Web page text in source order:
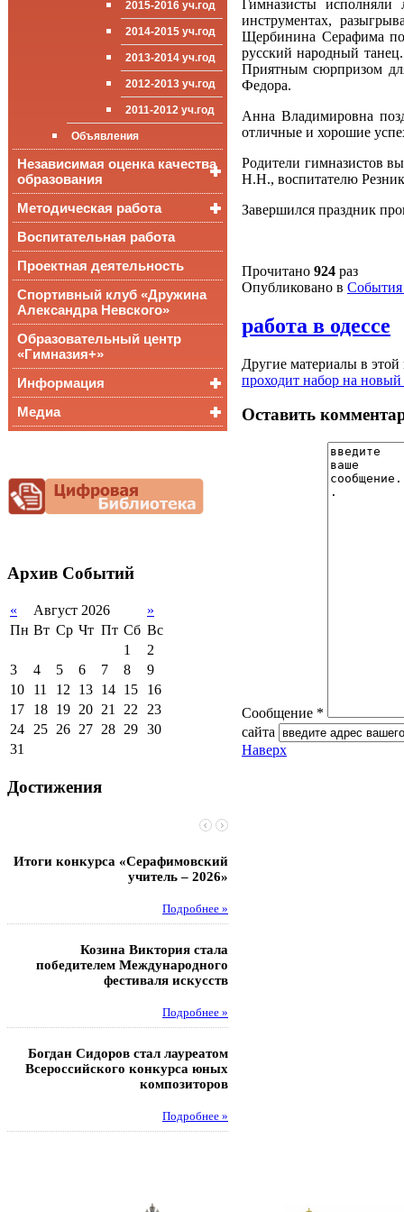
ООП СОО
школа»
приёма (перевода)
поддержки обучающихся
Международное
сотрудничество
Организация питания в
образовательной
организации
2015-2016 уч.год
2014-2015 уч.год
2013-2014 уч.год
2012-2013 уч.год
2011-2012 уч.год
Объявления
Независимая оценка качества
образования
Независимая оценка
качества подготовки
обучающихся
Всероссийские
проверочные
работы
Всероссийская
олимпиада
мониторинг системы
образования
Методическая работа
Уроки, мероприятия
Публикации
Материалы
педагогического форума
Воспитательная работа
Проектная деятельность
Спортивный клуб «Дружина
Александра Невского»
Образовательный центр
«Гимназия+»
Информация
Снижение
документационной
нагрузки
Медиа
Архив Событий
« Август 2026
»
Пн Вт Ср Чт Пт Сб Вс
1
2
3
4 5 6 7 8
9
10
11 12 13 14 15
16
17
18 19 20 21 22 23
24 25 26 27 28 29 30
31
Достижения
Итоги конкурса «Серафимовский
учитель – 2026»
Подробнее »
Козина Виктория стала
победителем Международного
фестиваля искусств
Подробнее »
Богдан Сидоров стал лауреатом
Всероссийского конкурса юных
композиторов
Подробнее »
Гимназисты
инструментах,
Щербинина Серафима
русский народный
Приятным сюрпризом
Федора.
Анна Владимировна
отличные и хорошие
Родители гимназистов
Н.Н., воспитателю
Завершился праздник
Прочитано 924 раз
Опубликовано в События
работа в одессе
Другие материалы в этой
проходит набор на
Оставить
Сообщение *
сайта
Наверх